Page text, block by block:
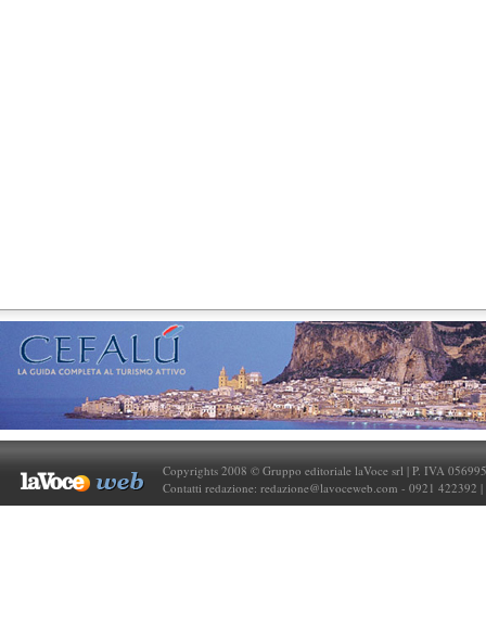
Copyrights 2008 © Gruppo editoriale laVoce srl | P. IVA
Contatti redazione: redazione@lavoceweb.com - 0921 422392 |